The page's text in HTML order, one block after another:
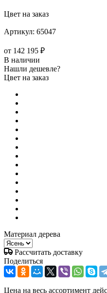
Цвет на заказ
Артикул: 65047
от 142 195 ₽
В наличии
Нашли дешевле?
Цвет на заказ
Материал дерева
Рассчитать доставку
Поделиться
Цена на весь ассортимент